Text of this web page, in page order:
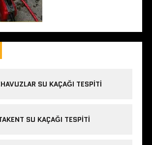
SU KAÇAĞI TESPITI
SU KAÇAĞI TESPITI